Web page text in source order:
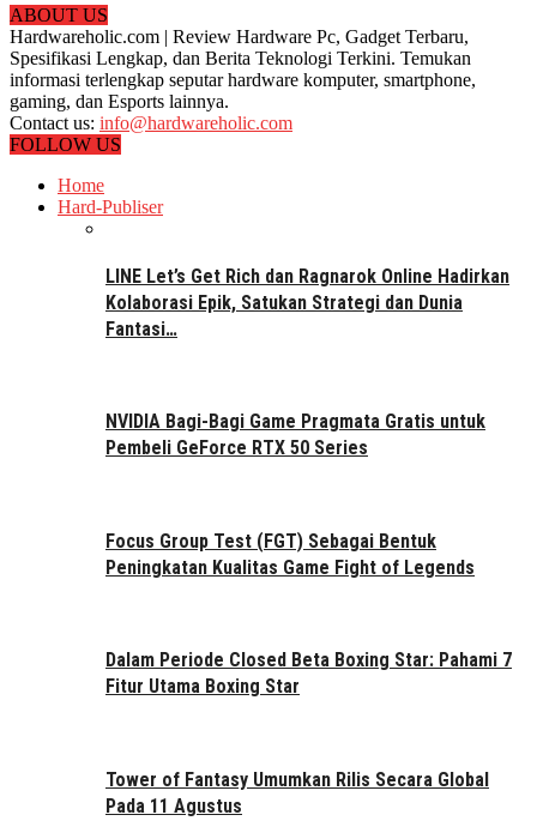
ABOUT US
Hardwareholic.com | Review Hardware Pc, Gadget Terbaru,
Spesifikasi Lengkap, dan Berita Teknologi Terkini. Temukan
informasi terlengkap seputar hardware komputer, smartphone,
gaming, dan Esports lainnya.
Contact us: info@hardwareholic.com
FOLLOW US
Home
Hard-Publiser
LINE Let’s Get Rich dan Ragnarok Online Hadirkan
Kolaborasi Epik, Satukan Strategi dan Dunia
Fantasi…
NVIDIA Bagi-Bagi Game Pragmata Gratis untuk
Pembeli GeForce RTX 50 Series
Focus Group Test (FGT) Sebagai Bentuk
Peningkatan Kualitas Game Fight of Legends
Dalam Periode Closed Beta Boxing Star: Pahami 7
Fitur Utama Boxing Star
Tower of Fantasy Umumkan Rilis Secara Global
Pada 11 Agustus